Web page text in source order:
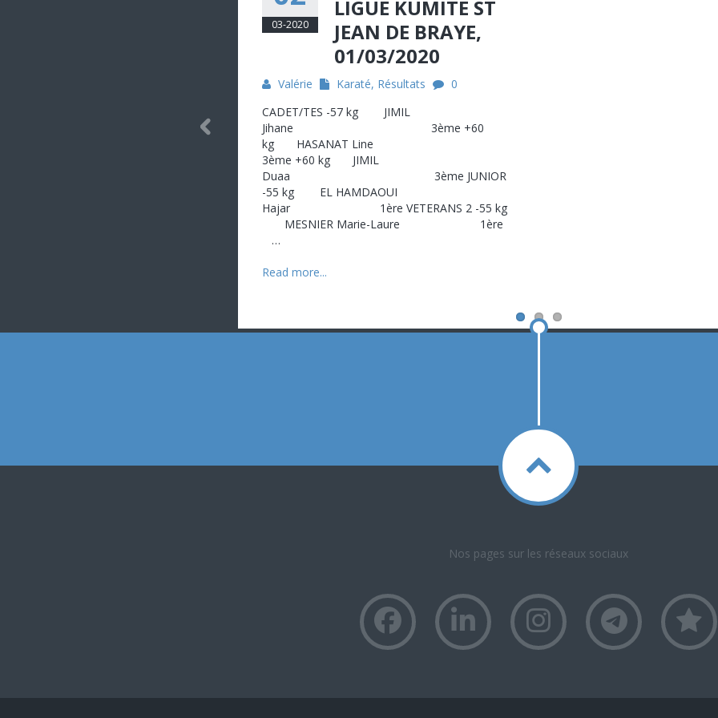
03-2020
LIGUE KUMITE ST
JEAN DE BRAYE,
01/03/2020
Valérie Karaté, Résultats
0
CADET/TES -57 kg JIMIL
Jihane 3ème +60
kg HASANAT Line
3ème +60 kg JIMIL
Duaa 3ème JUNIOR
-55 kg EL HAMDAOUI
Hajar 1ère VETERANS 2 -55 kg
MESNIER Marie-Laure 1ère
…
Read more...
Nos pages sur les réseaux sociaux